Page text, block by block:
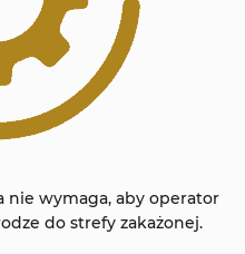
nie wymaga, aby operator
do strefy zakażonej.